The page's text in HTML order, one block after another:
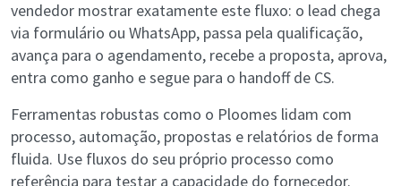
vendedor mostrar exatamente este fluxo: o lead chega
via formulário ou WhatsApp, passa pela qualificação,
avança para o agendamento, recebe a proposta, aprova,
entra como ganho e segue para o handoff de CS.
Ferramentas robustas como o Ploomes lidam com
processo, automação, propostas e relatórios de forma
fluida. Use fluxos do seu próprio processo como
referência para testar a capacidade do fornecedor.